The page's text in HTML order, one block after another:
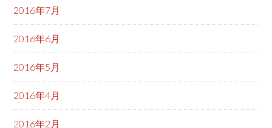
2016年7月
2016年6月
2016年5月
2016年4月
2016年2月